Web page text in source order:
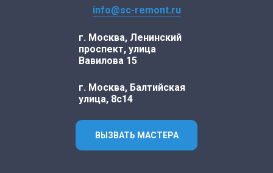
info@sc-remont.ru
г. Москва, Ленинский
проспект, улица
Вавилова 15
г. Москва, Балтийская
улица, 8с14
ВЫЗВАТЬ МАСТЕРА